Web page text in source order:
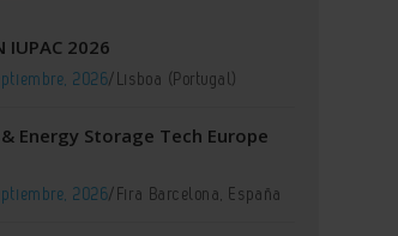
IUPAC 2026
2026/Lisboa (Portugal)
Energy Storage Tech Europe
2026/Fira Barcelona, España